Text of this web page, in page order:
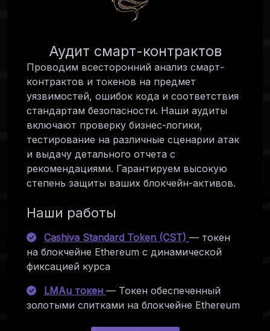
Аудит смарт-контрактов
Проводим всесторонний анализ смарт-
контрактов и токенов на предмет
уязвимостей, ошибок кода и соответствия
стандартам безопасности. Наши аудиты
включают проверку бизнес-логики,
тестирование на различные сценарии атак
и выдачу детального отчета с
рекомендациями. Гарантируем высокую
степень защиты ваших блокчейн-активов.
Наши работы
Cashiva Standard Token (CST) — токен
на блокчейне Ethereum с динамической
фиксацией курса
LMAu токен — Токен обеспеченный
золотыми слитками на блокчейне Ethereum